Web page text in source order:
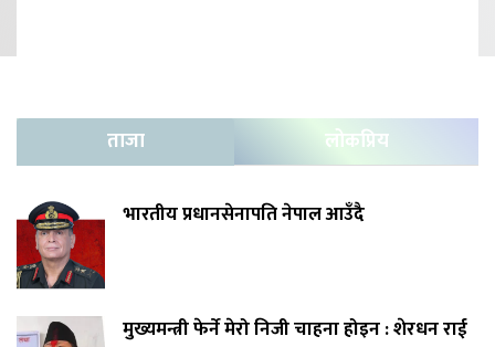
ताजा लोकप्रिय
भारतीय प्रधानसेनापति नेपाल आउँदै
मुख्यमन्त्री फेर्ने मेरो निजी चाहना होइन : शेरधन राई